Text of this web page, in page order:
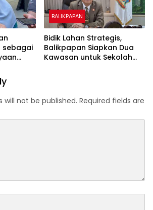
sebagai
BALIKPAPAN
Bidik Lahan Strategis,
Balikpapan Siapkan Dua
Kawasan untuk Sekolah
will not be published. Required fields are